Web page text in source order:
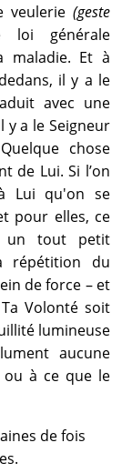
veulerie (geste
loi générale
maladie. Et à
il y a le
avec une
y a le Seigneur
chose
de Lui. Si l’on
Lui qu'on se
pour elles, ce
un tout petit
répétition du
de force – et
Volonté soit
lumineuse
aucune
ou à ce que le
de fois